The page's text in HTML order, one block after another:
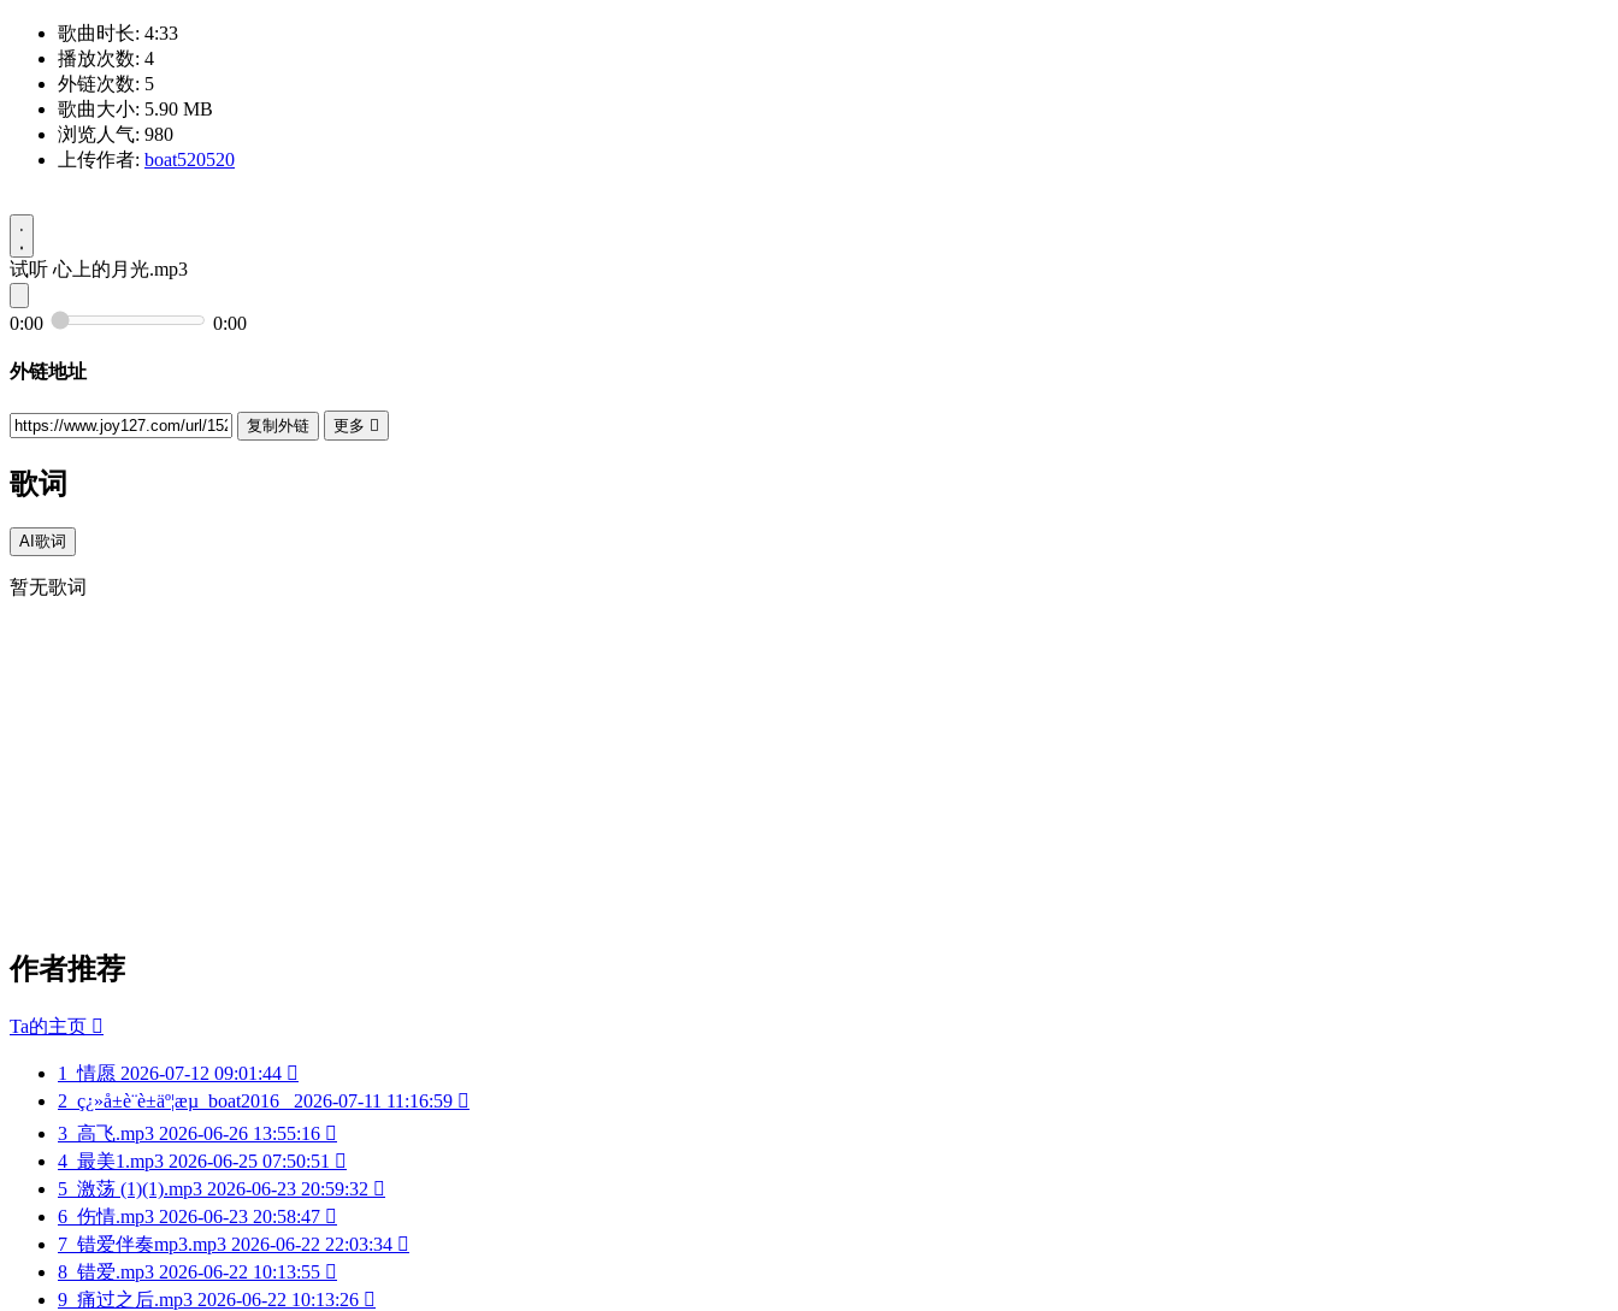
歌曲时长: 4:33
播放次数: 4
外链次数: 5
歌曲大小: 5.90 MB
浏览人气: 980
上传作者: boat520520
试听 心上的月光.mp3
0:00 0:00
外链地址
复制外链 更多 
歌词
AI歌词
暂无歌词
作者推荐
Ta的主页 
1 情愿 2026-07-12 09:01:44 
2 ç¿»å±è¨è±äº¦æµ_boat2016_ 2026-07-11 11:16:59 
3 高飞.mp3 2026-06-26 13:55:16 
4 最美1.mp3 2026-06-25 07:50:51 
5 激荡 (1)(1).mp3 2026-06-23 20:59:32 
6 伤情.mp3 2026-06-23 20:58:47 
7 错爱伴奏mp3.mp3 2026-06-22 22:03:34 
8 错爱.mp3 2026-06-22 10:13:55 
9 痛过之后.mp3 2026-06-22 10:13:26 